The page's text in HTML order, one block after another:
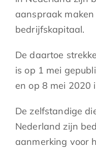
aanspraak
bedrijfskapitaal.
De daartoe
is op 1 mei
en op 8 mei 2020
De zelfstandige
Nederland zijn
aanmerking voor